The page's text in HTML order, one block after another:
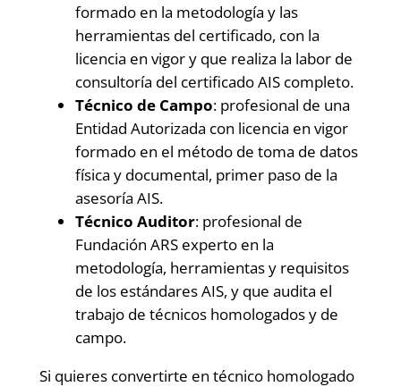
formado en la metodología y las
herramientas del certificado, con la
licencia en vigor y que realiza la labor de
consultoría del certificado AIS completo.
Técnico de Campo: profesional de una
Entidad Autorizada con licencia en vigor
formado en el método de toma de datos
física y documental, primer paso de la
asesoría AIS.
Técnico Auditor: profesional de
Fundación ARS experto en la
metodología, herramientas y requisitos
de los estándares AIS, y que audita el
trabajo de técnicos homologados y de
campo.
Si quieres convertirte en técnico homologado